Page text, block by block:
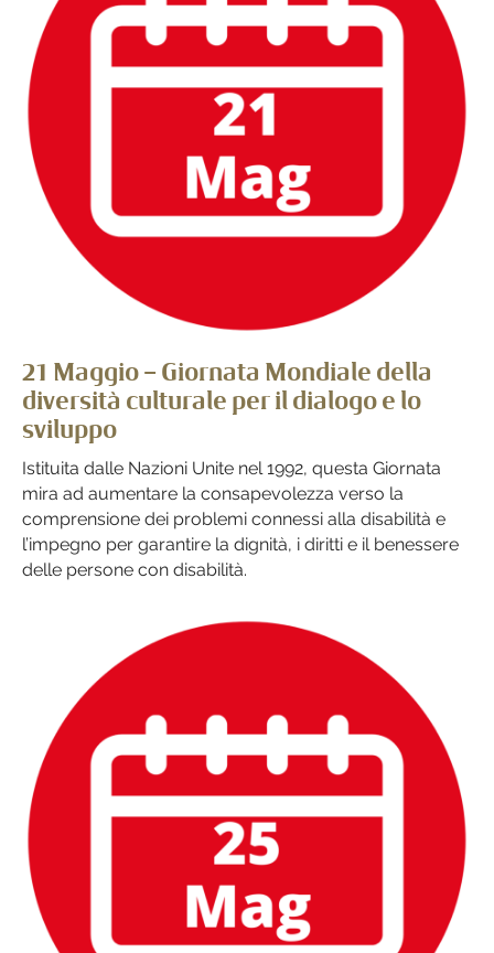
21 Maggio – Giornata Mondiale della
diversità culturale per il dialogo e lo
sviluppo
Istituita dalle Nazioni Unite nel 1992, questa Giornata
mira ad aumentare la consapevolezza verso la
comprensione dei problemi connessi alla disabilità e
l’impegno per garantire la dignità, i diritti e il benessere
delle persone con disabilità.